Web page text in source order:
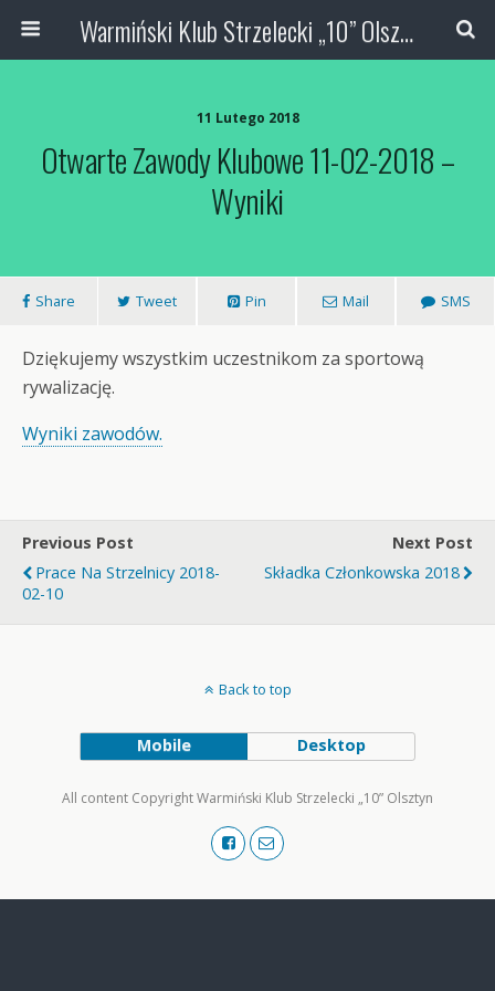
Warmiński Klub Strzelecki „10” Olsztyn
11 Lutego 2018
Otwarte Zawody Klubowe 11-02-2018 –
Wyniki
Share Tweet Pin Mail SMS
Dziękujemy wszystkim uczestnikom za sportową
rywalizację.
Wyniki zawodów.
Previous Post
Prace Na Strzelnicy 2018-
02-10
Next Post
Składka Członkowska 2018
Back to top
Mobile Desktop
All content Copyright Warmiński Klub Strzelecki „10” Olsztyn